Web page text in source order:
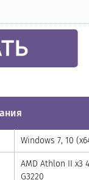
Windows 7, 10
AMD Athlon II x3
G3220